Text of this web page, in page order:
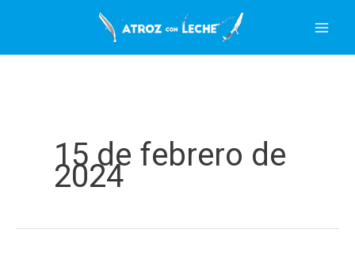
contenido
15 de febrero de
2024